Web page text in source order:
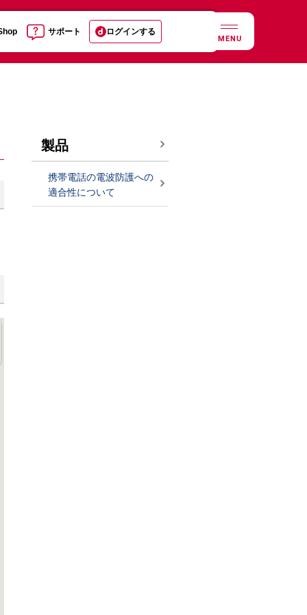
サポート ログインする
MENU
製品
携帯電話の電波防護への
適合性について